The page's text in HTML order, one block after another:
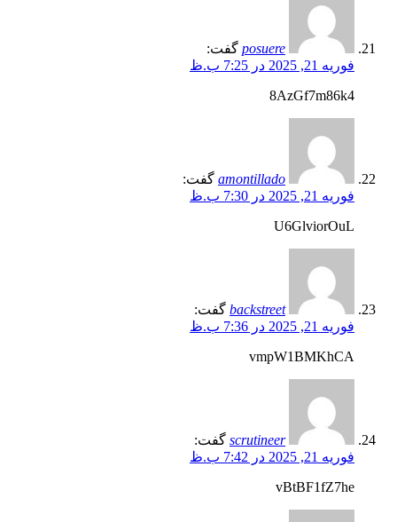
posuere گفت:
فوریه 21, 2025 در 7:25 ب.ظ
8AzGf7m86k4
amontillado گفت:
فوریه 21, 2025 در 7:30 ب.ظ
U6GlviorOuL
backstreet گفت:
فوریه 21, 2025 در 7:36 ب.ظ
vmpW1BMKhCA
scrutineer گفت:
فوریه 21, 2025 در 7:42 ب.ظ
vBtBF1fZ7he